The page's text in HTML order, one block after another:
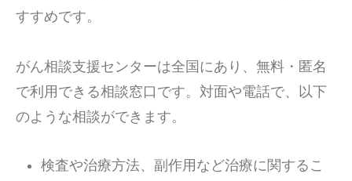
すすめです。
がん相談支援センターは全国にあり、無料・匿名
で利用できる相談窓口です。対面や電話で、以下
のような相談ができます。
検査や治療方法、副作用など治療に関するこ